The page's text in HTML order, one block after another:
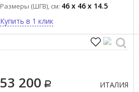
Размеры (ШГВ), см: 46 x 46 x 14.5
Купить в 1 клик
53 200
ИТАЛИЯ